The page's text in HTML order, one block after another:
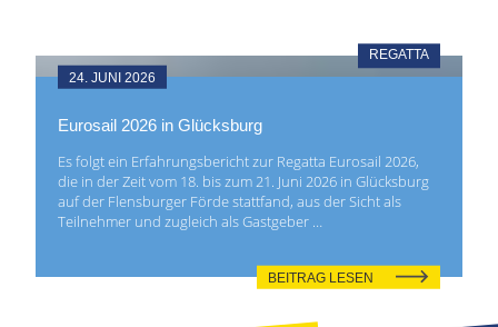
REGATTA
24. JUNI 2026
Eurosail 2026 in Glücksburg
Es folgt ein Erfahrungsbericht zur Regatta Eurosail 2026,
die in der Zeit vom 18. bis zum 21. Juni 2026 in Glücksburg
auf der Flensburger Förde stattfand, aus der Sicht als
Teilnehmer und zugleich als Gastgeber …
BEITRAG LESEN